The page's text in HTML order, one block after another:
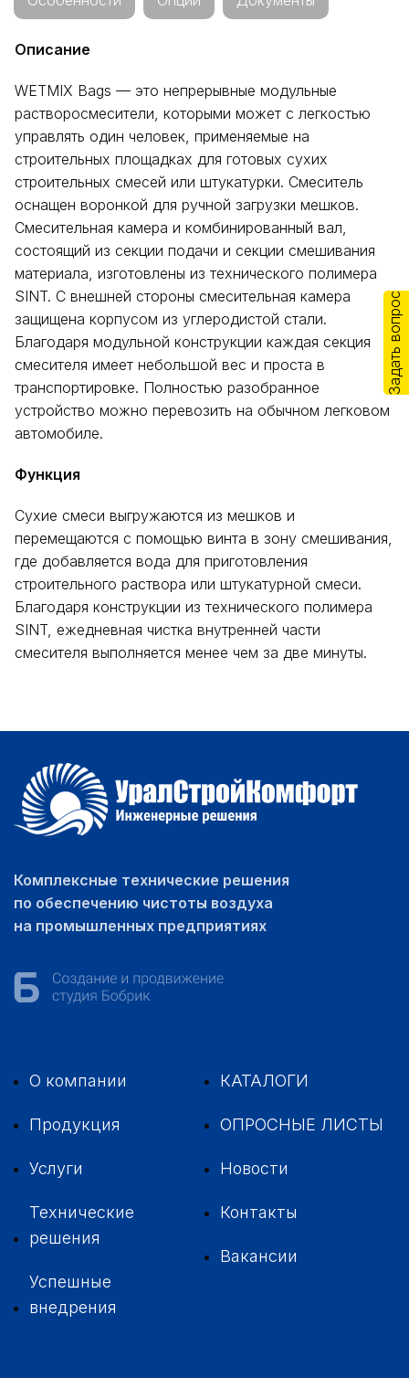
Описание
WETMIX Bags — это непрерывные модульные
растворосмесители, которыми может с легкостью
управлять один человек, применяемые на
строительных площадках для готовых сухих
строительных смесей или штукатурки. Смеситель
оснащен воронкой для ручной загрузки мешков.
Смесительная камера и комбинированный вал,
состоящий из секции подачи и секции смешивания
материала, изготовлены из технического полимера
SINT. С внешней стороны смесительная камера
защищена корпусом из углеродистой стали.
Благодаря модульной конструкции каждая секция
смесителя имеет небольшой вес и проста в
транспортировке. Полностью разобранное
устройство можно перевозить на обычном легковом
автомобиле.
Функция
Сухие смеси выгружаются из мешков и
перемещаются с помощью винта в зону смешивания,
где добавляется вода для приготовления
строительного раствора или штукатурной смеси.
Благодаря конструкции из технического полимера
SINT, ежедневная чистка внутренней части
смесителя выполняется менее чем за две минуты.
Комплексные технические решения
по обеспечению чистоты воздуха
на промышленных предприятиях
О компании
Продукция
Услуги
Технические
решения
Успешные
внедрения
КАТАЛОГИ
ОПРОСНЫЕ ЛИСТЫ
Новости
Контакты
Вакансии
Задать вопрос